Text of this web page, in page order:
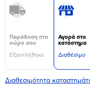
Παράδοση στο
χώρο σου
Εξαντλήθηκε
Αγορά στο
κατάστημα
Διαθέσιμο
Διαθεσιμότητα